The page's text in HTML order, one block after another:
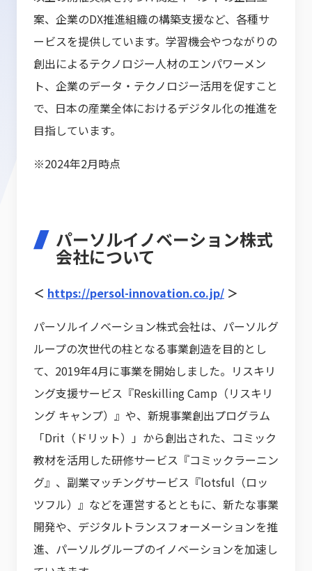
案、企業のDX推進組織の構築支援など、各種サ
ービスを提供しています。学習機会やつながりの
創出によるテクノロジー人材のエンパワーメン
ト、企業のデータ・テクノロジー活用を促すこと
で、日本の産業全体におけるデジタル化の推進を
目指しています。
※2024年2月時点
パーソルイノベーション株式
会社について
＜ https://persol-innovation.co.jp/ ＞
パーソルイノベーション株式会社は、パーソルグ
ループの次世代の柱となる事業創造を目的とし
て、2019年4月に事業を開始しました。リスキリ
ング支援サービス『Reskilling Camp（リスキリ
ング キャンプ）』や、新規事業創出プログラム
「Drit（ドリット）」から創出された、コミック
教材を活用した研修サービス『コミックラーニン
グ』、副業マッチングサービス『lotsful（ロッ
ツフル）』などを運営するとともに、新たな事業
開発や、デジタルトランスフォーメーションを推
進、パーソルグループのイノベーションを加速し